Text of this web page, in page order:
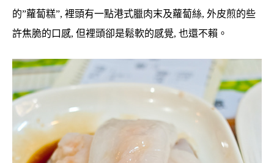
的”蘿蔔糕”, 裡頭有一點港式臘肉末及蘿蔔絲, 外皮煎的些
許焦脆的口感, 但裡頭卻是鬆軟的感覺, 也還不賴。